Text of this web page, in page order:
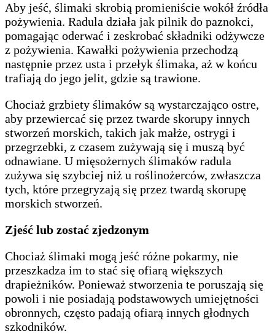
Aby jeść, ślimaki skrobią promieniście wokół źródła
pożywienia. Radula działa jak pilnik do paznokci,
pomagając oderwać i zeskrobać składniki odżywcze
z pożywienia. Kawałki pożywienia przechodzą
następnie przez usta i przełyk ślimaka, aż w końcu
trafiają do jego jelit, gdzie są trawione.
Chociaż grzbiety ślimaków są wystarczająco ostre,
aby przewiercać się przez twarde skorupy innych
stworzeń morskich, takich jak małże, ostrygi i
przegrzebki, z czasem zużywają się i muszą być
odnawiane. U mięsożernych ślimaków radula
zużywa się szybciej niż u roślinożerców, zwłaszcza
tych, które przegryzają się przez twardą skorupę
morskich stworzeń.
Zjeść lub zostać zjedzonym
Chociaż ślimaki mogą jeść różne pokarmy, nie
przeszkadza im to stać się ofiarą większych
drapieżników. Ponieważ stworzenia te poruszają się
powoli i nie posiadają podstawowych umiejętności
obronnych, często padają ofiarą innych głodnych
szkodników.